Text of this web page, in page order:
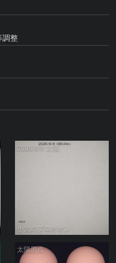
調整
2026/8/8 太陽
小犬のプロキオン
太陽黒点